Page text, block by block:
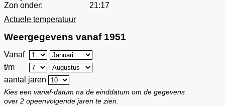
Zon onder:
21:17
Actuele temperatuur
Weergegevens vanaf 1951
Vanaf
t/m
aantal jaren
Kies een vanaf-datum na de einddatum om de gegevens
over 2 opeenvolgende jaren te zien.